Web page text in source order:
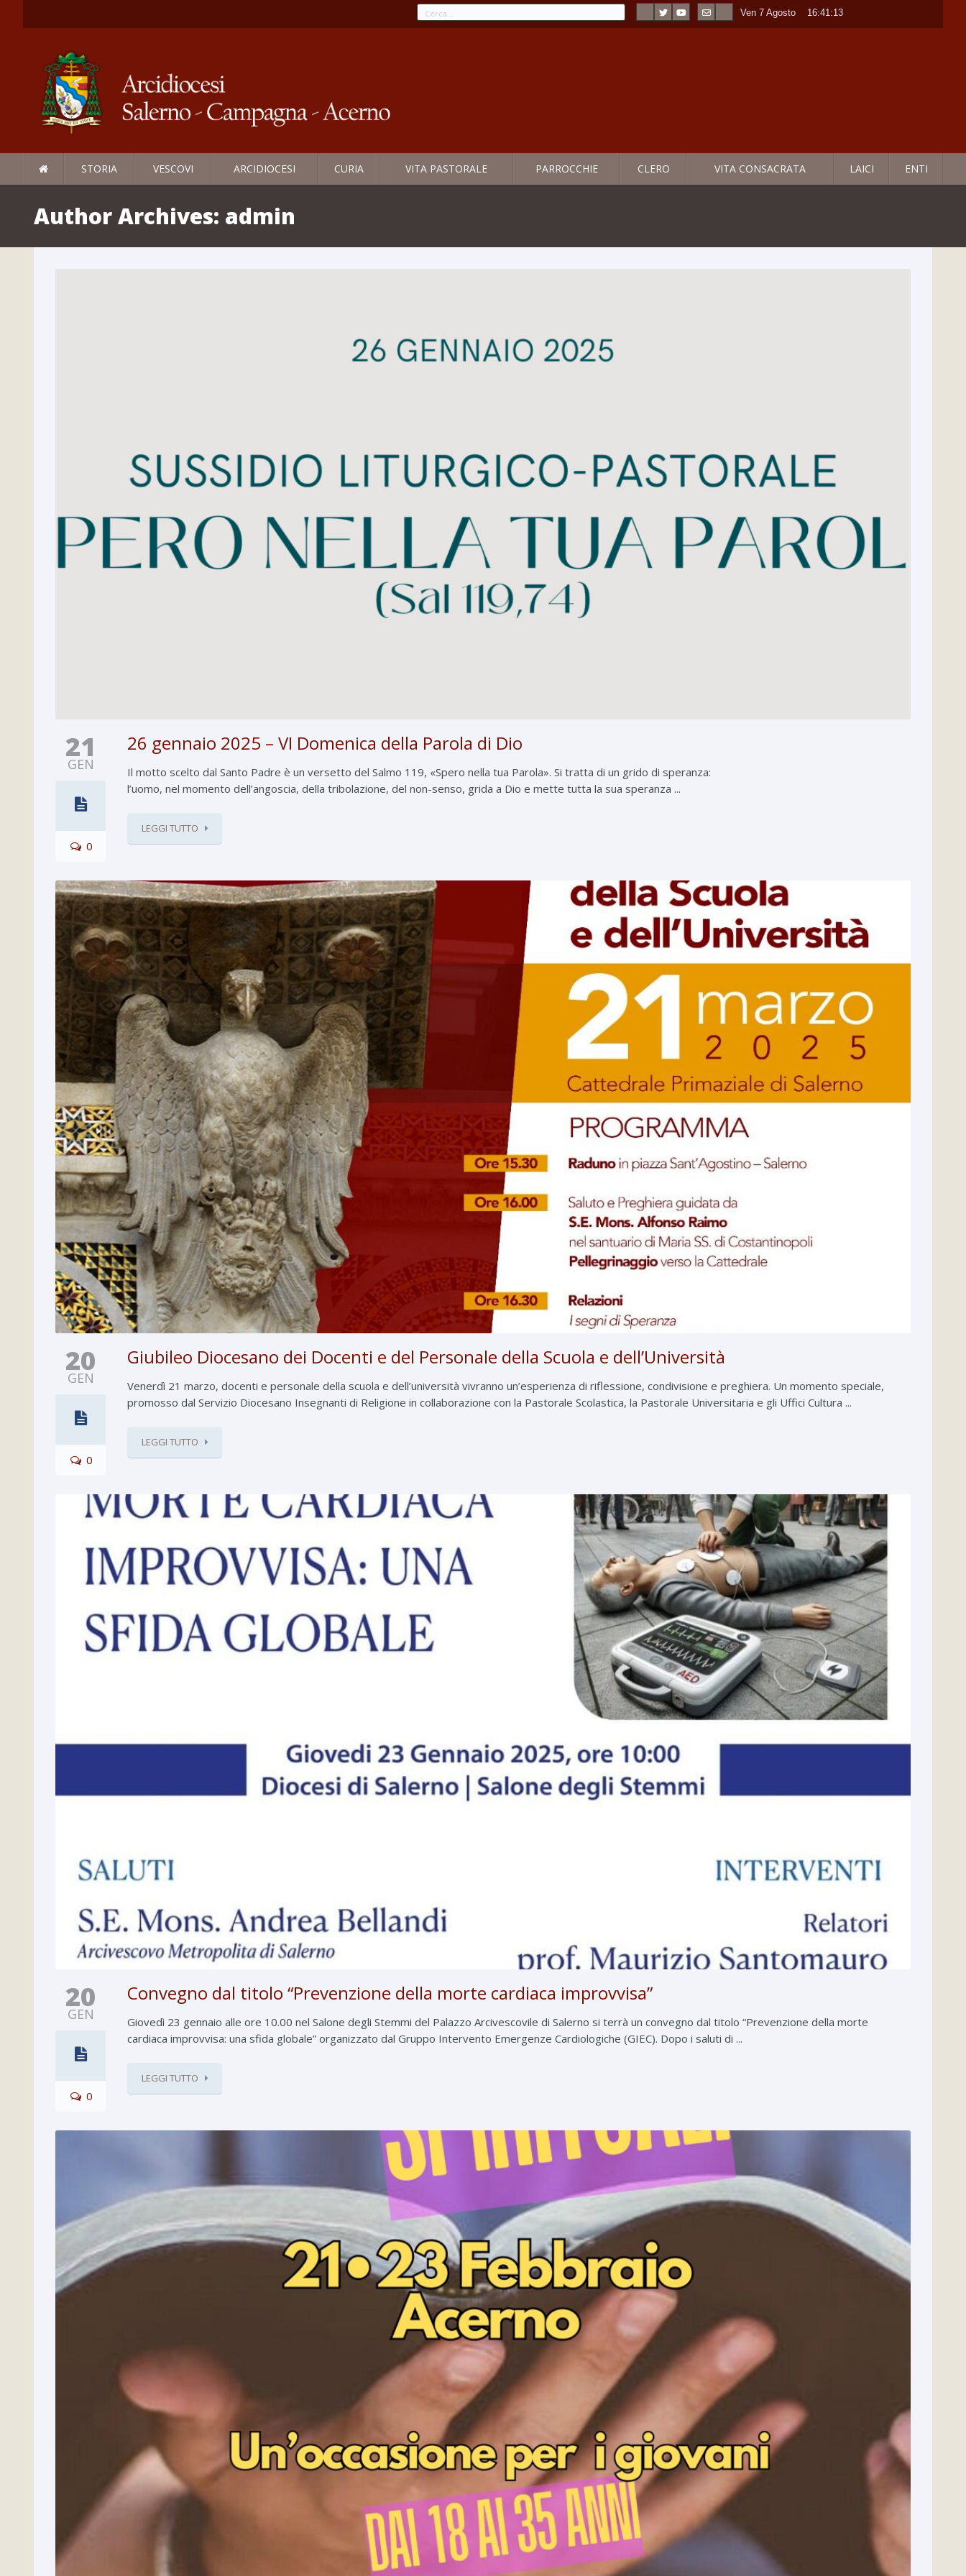
Ven 7 Agosto 16:41:14
STORIA VESCOVI ARCIDIOCESI CURIA VITA PASTORALE PARROCCHIE CLERO VITA CONSACRATA LAICI ENTI
Author Archives: admin
21
GEN
0
26 gennaio 2025 – VI Domenica della Parola di Dio
Il motto scelto dal Santo Padre è un versetto del Salmo 119, «Spero nella tua Parola». Si tratta di un grido di speranza:
l’uomo, nel momento dell’angoscia, della tribolazione, del non-senso, grida a Dio e mette tutta la sua speranza ...
LEGGI TUTTO
20
GEN
0
Giubileo Diocesano dei Docenti e del Personale della Scuola e dell’Università
Venerdì 21 marzo, docenti e personale della scuola e dell’università vivranno un’esperienza di riflessione, condivisione e preghiera. Un momento speciale,
promosso dal Servizio Diocesano Insegnanti di Religione in collaborazione con la Pastorale Scolastica, la Pastorale Universitaria e gli Uffici Cultura ...
LEGGI TUTTO
20
GEN
0
Convegno dal titolo “Prevenzione della morte cardiaca improvvisa”
Giovedì 23 gennaio alle ore 10.00 nel Salone degli Stemmi del Palazzo Arcivescovile di Salerno si terrà un convegno dal titolo “Prevenzione della morte
cardiaca improvvisa: una sfida globale” organizzato dal Gruppo Intervento Emergenze Cardiologiche (GIEC). Dopo i saluti di ...
LEGGI TUTTO